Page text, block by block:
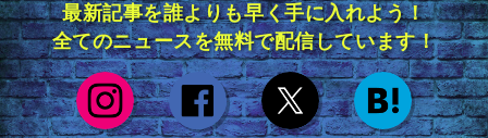
最新記事を誰よりも早く手に入れよう！
全てのニュースを無料で配信しています！